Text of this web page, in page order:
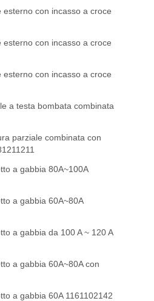
con incasso a croce
con incasso a croce
con incasso a croce
a testa bombata combinata
parziale combinata con
a gabbia 80A~100A
a gabbia 60A~80A
a gabbia da 100 A ~ 120 A
a gabbia 60A~80A con
a gabbia 60A 1161102142